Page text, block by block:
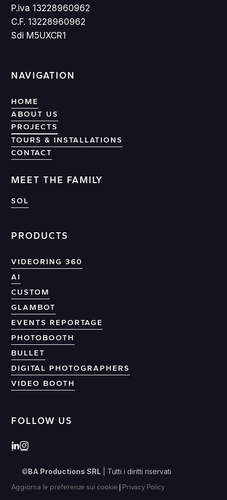
P.iva 13228960962
C.F. 13228960962
Sdi M5UXCR1
NAVIGATION
HOME
ABOUT US
PROJECTS
PROJECTS
TOURS & INSTALLATIONS
CONTACT
CONTACT
MEET THE FAMILY
SOL
PRODUCTS
VIDEORING 360
AI
CUSTOM
GLAMBOT
EVENTS REPORTAGE
PHOTOBOOTH
BULLET
DIGITAL PHOTOGRAPHERS
VIDEO BOOTH
FOLLOW US
©BA Productions SRL| Tutti i diritti riservati
Aggiorna le preferenze sui cookie | Privacy Policy